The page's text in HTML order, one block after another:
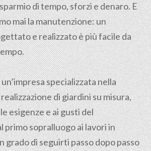
di tempo, sforzi e denaro. E
mai la manutenzione: un
e realizzato è più facile da
specializzata nella
di giardini su misura,
esigenze e ai gusti del
primo sopralluogo ai lavori in
grado di seguirti passo dopo passo